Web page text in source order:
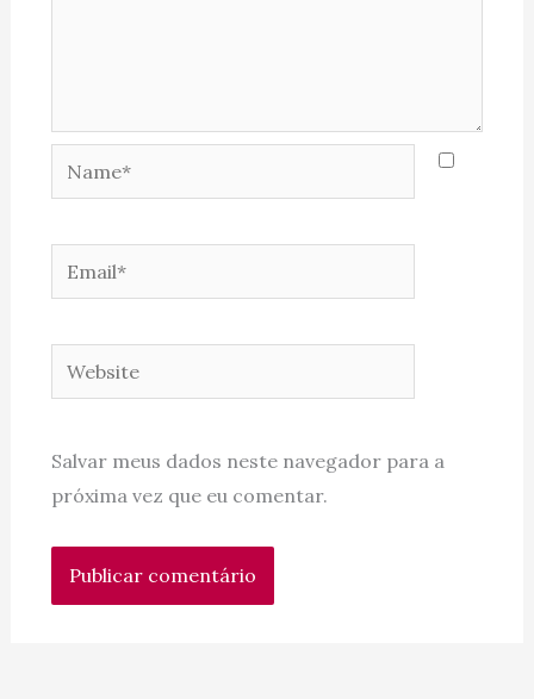
Name*
Email*
Website
Salvar meus dados neste navegador para a
próxima vez que eu comentar.